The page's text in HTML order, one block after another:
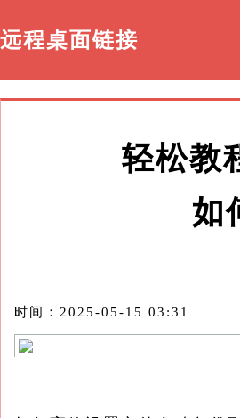
远程桌面链接
轻松教
如
时间：2025-05-15 03:31